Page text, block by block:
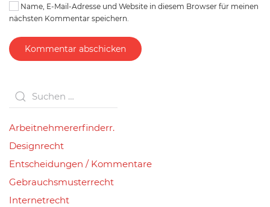
Name, E-Mail-Adresse und Website in diesem Browser für meinen
nächsten Kommentar speichern.
Kommentar abschicken
Arbeitnehmererfinderr.
Designrecht
Entscheidungen / Kommentare
Gebrauchsmusterrecht
Internetrecht